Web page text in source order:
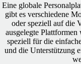
Eine globale
gibt es verschiedene
oder speziell auf die
ausgelegte
speziell für die
und die Unterstützung